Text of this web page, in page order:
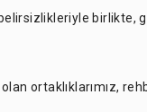
birlikte,
ortaklıklarımız,